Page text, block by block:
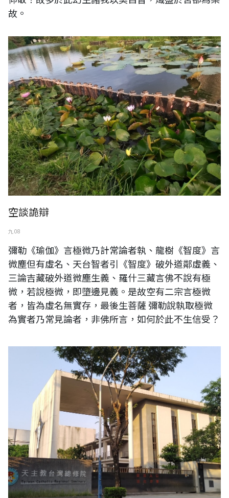
故。
空談詭辯
九 08
彌勒《瑜伽》言極微乃計常論者執、龍樹《智度》言
微塵但有虛名、天台智者引《智度》破外道鄰虛義、
三論吉藏破外道微塵生義、羅什三藏言佛不說有極
微，若說極微，即墮邊見義。是故空有二宗言極微
者，皆為虛名無實存，最後生菩薩 彌勒說執取極微
為實者乃常見論者，非佛所言，如何於此不生信受？
圖片說明：臺灣新莊之天主教臺灣總修院。